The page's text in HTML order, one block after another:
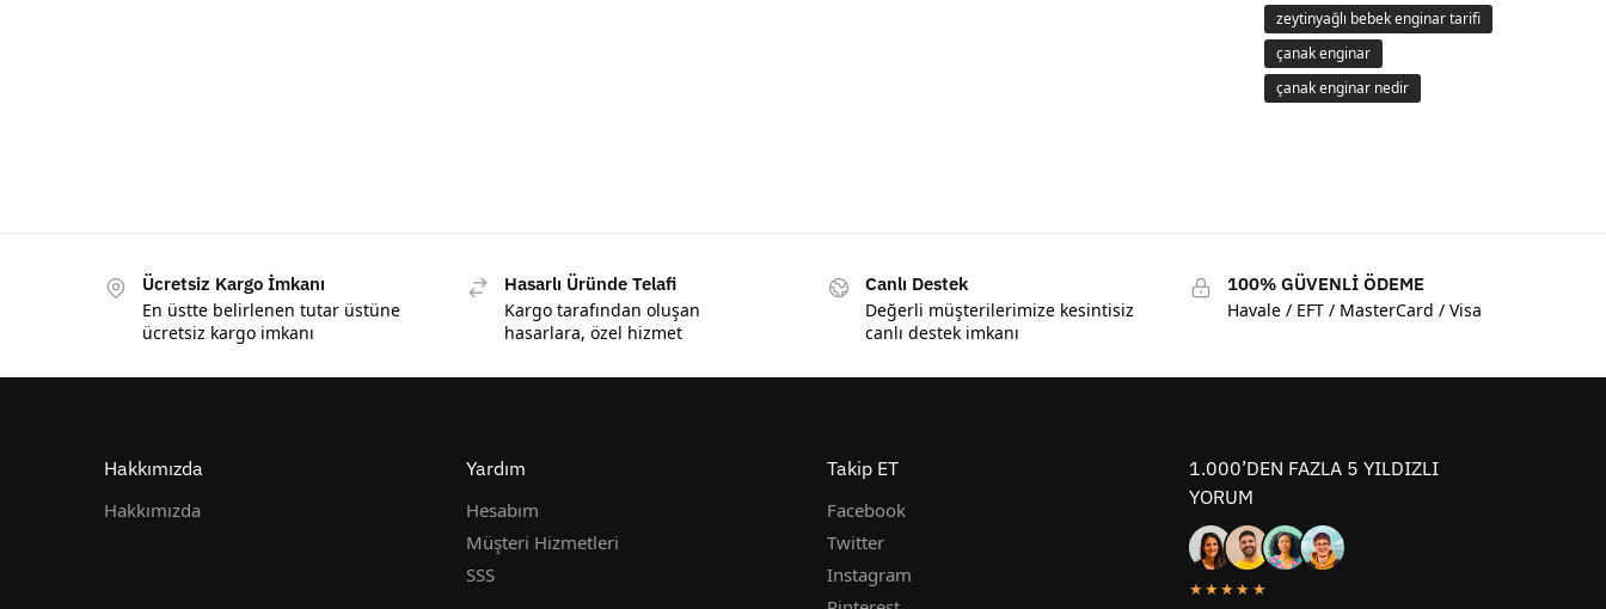
zeytinyağlı bebek enginar tarifi
çanak enginar
çanak enginar nedir
Ücretsiz Kargo İmkanı
En üstte belirlenen tutar üstüne
ücretsiz kargo imkanı
Hasarlı Üründe Telafi
Kargo tarafından oluşan
hasarlara, özel hizmet
Canlı Destek
Değerli müşterilerimize kesintisiz
canlı destek imkanı
100% GÜVENLİ ÖDEME
Havale / EFT / MasterCard / Visa
Hakkımızda
Hakkımızda
Yardım
Hesabım
Müşteri Hizmetleri
SSS
Takip ET
Facebook
Twitter
Instagram
1.000’DEN FAZLA 5 YILDIZLI
YORUM
★★★★★